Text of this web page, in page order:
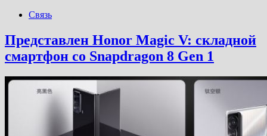
Связь
Представлен Honor Magic V: складной
смартфон со Snapdragon 8 Gen 1